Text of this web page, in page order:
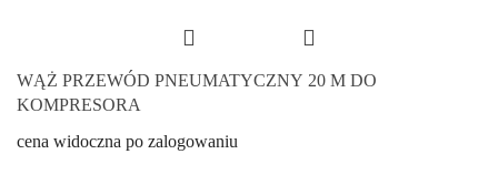
WĄŻ PRZEWÓD PNEUMATYCZNY 20 M DO
KOMPRESORA
cena widoczna po zalogowaniu